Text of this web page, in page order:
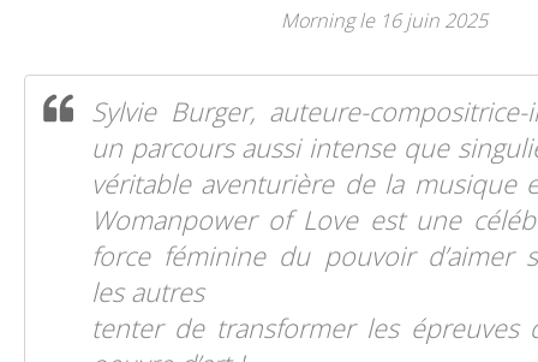
Morning le 16 juin 2025
Sylvie Burger, auteure-
un parcours aussi intense que
véritable aventurière de la musique
Womanpower of Love est une
force féminine du pouvoir d’aimer
les autres
tenter de transformer les épreuves